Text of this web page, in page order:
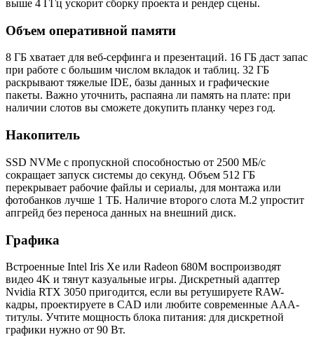
выше 4 ГГц ускорит сборку проекта и рендер сцены.
Объем оперативной памяти
8 ГБ хватает для веб-серфинга и презентаций. 16 ГБ даст запас
при работе с большим числом вкладок и таблиц. 32 ГБ
раскрывают тяжелые IDE, базы данных и графические
пакеты. Важно уточнить, распаяна ли память на плате: при
наличии слотов вы сможете докупить планку через год.
Накопитель
SSD NVMe с пропускной способностью от 2500 МБ/с
сокращает запуск системы до секунд. Объем 512 ГБ
перекрывает рабочие файлы и сериалы, для монтажа или
фотобанков лучше 1 ТБ. Наличие второго слота M.2 упростит
апгрейд без переноса данных на внешний диск.
Графика
Встроенные Intel Iris Xe или Radeon 680M воспроизводят
видео 4K и тянут казуальные игры. Дискретный адаптер
Nvidia RTX 3050 пригодится, если вы ретушируете RAW-
кадры, проектируете в CAD или любите современные AAA-
титулы. Учтите мощность блока питания: для дискретной
графики нужно от 90 Вт.